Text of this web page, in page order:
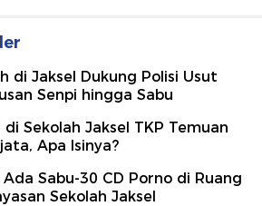
di Jaksel Dukung Polisi Usut
Senpi hingga Sabu
Sekolah Jaksel TKP Temuan
Apa Isinya?
Ada Sabu-30 CD Porno di Ruang
Sekolah Jaksel